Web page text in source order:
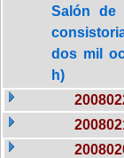
Salón de
dos mil
h)